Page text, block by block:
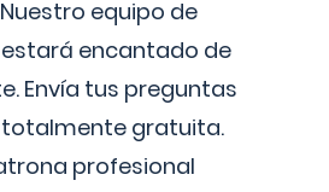
equipo de
encantado de
Envía tus preguntas
gratuita.
profesional